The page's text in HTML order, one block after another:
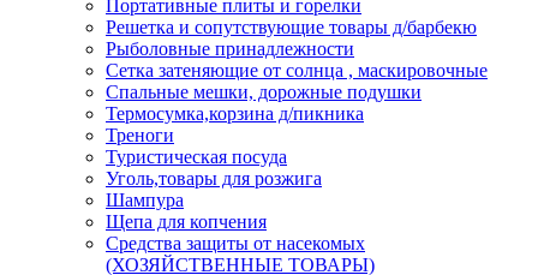
Портативные плиты и горелки
Решетка и сопутствующие товары д/барбекю
Рыболовные принадлежности
Сетка затеняющие от солнца , маскировочные
Спальные мешки, дорожные подушки
Термосумка,корзина д/пикника
Треноги
Туристическая посуда
Уголь,товары для розжига
Шампура
Щепа для копчения
Средства защиты от насекомых
(ХОЗЯЙСТВЕННЫЕ ТОВАРЫ)